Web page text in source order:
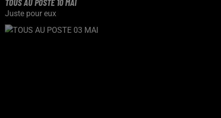
Juste pour eux